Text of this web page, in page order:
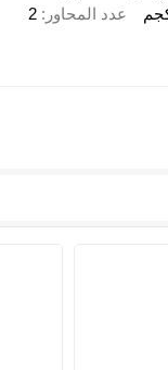
عدد المحاور 2